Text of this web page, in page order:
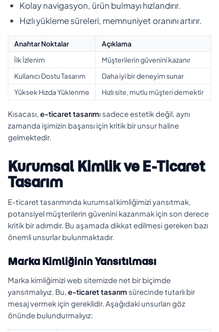
Kolay navigasyon, ürün bulmayı hızlandırır.
Hızlı yükleme süreleri, memnuniyet oranını artırır.
Anahtar Noktalar
Açıklama
İlk İzlenim
Müşterilerin güvenini kazanır
Kullanıcı Dostu Tasarım
Daha iyi bir deneyim sunar
Yüksek Hızda Yüklenme
Hızlı site, mutlu müşteri demektir
Kısacası, e-ticaret tasarımı sadece estetik değil, aynı
zamanda işimizin başarısı için kritik bir unsur haline
gelmektedir.
Kurumsal Kimlik ve E-Ticaret
Tasarım
E-ticaret tasarımında kurumsal kimliğimizi yansıtmak,
potansiyel müşterilerin güvenini kazanmak için son derece
kritik bir adımdır. Bu aşamada dikkat edilmesi gereken bazı
önemli unsurlar bulunmaktadır.
Marka Kimliğinin Yansıtılması
Marka kimliğimizi web sitemizde net bir biçimde
yansıtmalıyız. Bu, e-ticaret tasarım sürecinde tutarlı bir
mesaj vermek için gereklidir. Aşağıdaki unsurları göz
önünde bulundurmalıyız: